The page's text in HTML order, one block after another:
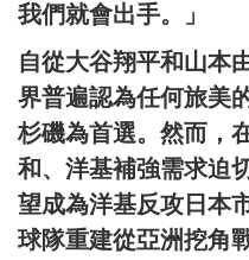
我們就會出手。」
自從大谷翔平和山本
界普遍認為任何旅美
杉磯為首選。然而，
和、洋基補強需求迫
望成為洋基反攻日本
球隊重建從亞洲挖角